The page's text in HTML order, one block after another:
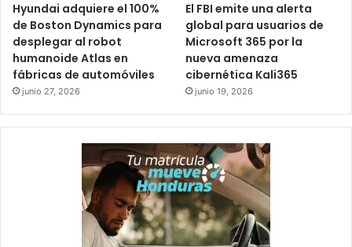
Hyundai adquiere el 100%
de Boston Dynamics para
desplegar al robot
humanoide Atlas en
fábricas de automóviles
junio 27, 2026
El FBI emite una alerta
global para usuarios de
Microsoft 365 por la
nueva amenaza
cibernética Kali365
junio 19, 2026